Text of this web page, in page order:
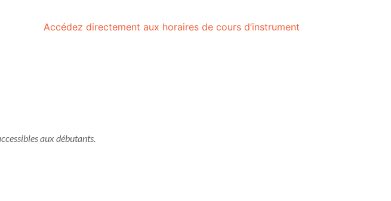
Accédez directement aux horaires de cours d’instrument
aux débutants.